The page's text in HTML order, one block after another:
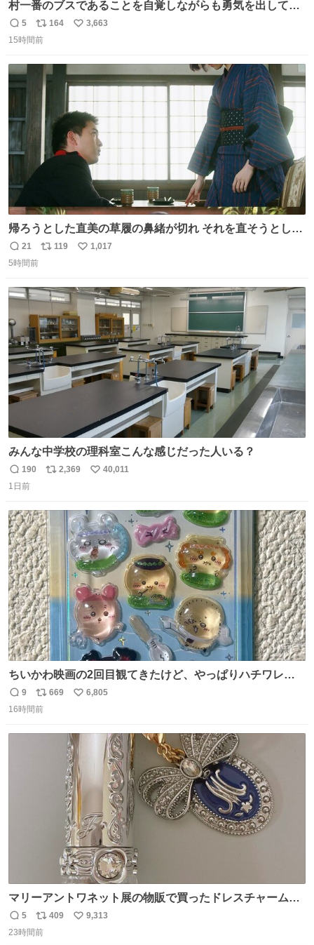
村一番のブスであることを自覚しながらも勇気を出して村
長の息子に恋文を書いたら翌日村の共用井戸に捨てられて
たときの顔になった
返
信
5
リ
ポ
ト
数
164
い
数
3,663
15時間前
帰ろうとした直美の草履の鼻緒が切れ それを直そうとした
小川がさらに壊し…… 結果、直美をおんぶして送ることに
なりました。 👇鼻緒はいつも恋のキューピッド？
薫る 上坂樹里 甲斐翔真
返
信
21
リ
ト
数
119
い
数
1,017
5時間前
みんな中学校の理科室こんな感じだった人いる？
返
信
190
リ
ト
数
2,369
い
数
40,011
1日前
ちいかわ映画の2回目観てきたけど、やっぱりハチワレの
「ハモりすごいよッ…」に対するちいかわの「エ゛ッ!?(い
まそんな場合じゃねぇだろお前よぉ)」が面白すぎる。
返
信
9
リ
ポ
669
い
数
6,805
16時間前
マリーアントワネット展の物販で買ったドレスチャームを
流行りのめじるしアクセサリーにして、リップにつけた
り、同じく物販で購入したシュシュにつけたりしています
返
信
5
リ
ポ
409
い
9,313
23時間前